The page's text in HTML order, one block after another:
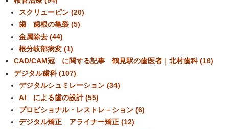
スクリューピン (20)
歯 歯根の亀裂 (5)
金属除去 (44)
根分岐部病変 (1)
CAD/CAM冠 に関する記事 鶴見駅の歯医者｜北村歯科 (16)
デジタル歯科 (107)
デジタルシュミレーション (34)
AI による歯の設計 (55)
プロビショナル・レストレ－ション (6)
デジタル矯正 アライナー矯正 (12)